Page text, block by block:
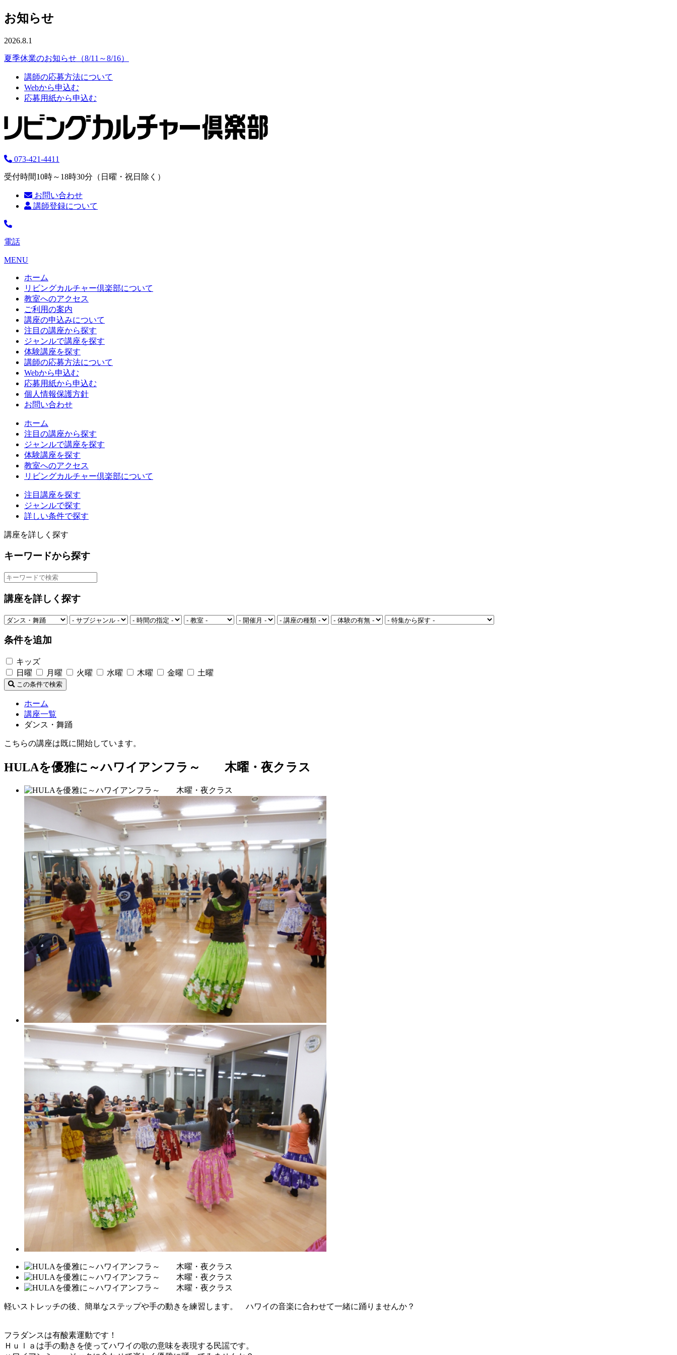
お知らせ
2026.8.1
夏季休業のお知らせ（8/11～8/16）
講師の応募方法について
Webから申込む
応募用紙から申込む
073-421-4411
受付時間10時～18時30分（日曜・祝日除く）
お問い合わせ
講師登録について
電話
MENU
ホーム
リビングカルチャー倶楽部について
教室へのアクセス
ご利用の案内
講座の申込みについて
注目の講座から探す
ジャンルで講座を探す
体験講座を探す
講師の応募方法について
Webから申込む
応募用紙から申込む
個人情報保護方針
お問い合わせ
ホーム
注目の講座から探す
ジャンルで講座を探す
体験講座を探す
教室へのアクセス
リビングカルチャー倶楽部について
注目講座を探す
ジャンルで探す
詳しい条件で探す
講座を詳しく探す
キーワードから探す
講座を詳しく探す
条件を追加
キッズ
日曜
月曜 火曜 水曜 木曜 金曜 土曜
この条件で検索
ホーム
講座一覧
ダンス・舞踊
こちらの講座は既に開始しています。
HULAを優雅に～ハワイアンフラ～ 木曜・夜クラス
軽いストレッチの後、簡単なステップや手の動きを練習します。 ハワイの音楽に合わせて一緒に踊りませんか？
フラダンスは有酸素運動です！
Ｈｕｌａは手の動きを使ってハワイの歌の意味を表現する民謡です。